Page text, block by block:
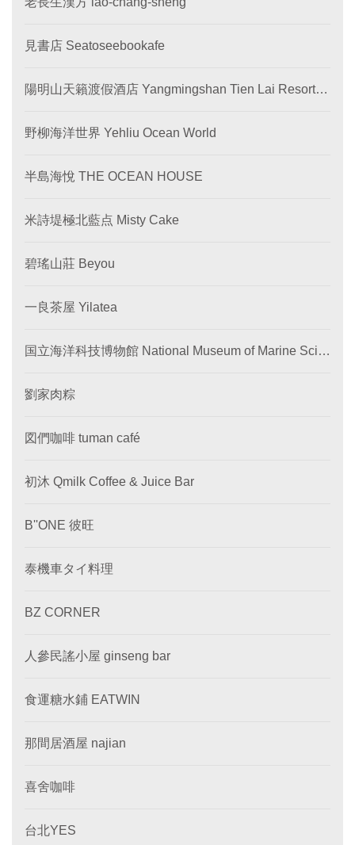
見書店 Seatoseebookafe
陽明山天籟渡假酒店 Yangmingshan Tien Lai Resort &
野柳海洋世界 Yehliu Ocean World
半島海悅 THE OCEAN HOUSE
米詩堤極北藍点 Misty Cake
碧瑤山莊 Beyou
一良茶屋 Yilatea
国立海洋科技博物館 National Museum of Marine Scie
劉家肉粽
図們咖啡 tuman café
初沐 Qmilk Coffee & Juice Bar
B''ONE 彼旺
泰機車タイ料理
BZ CORNER
人參民謠小屋 ginseng bar
食運糖水鋪 EATWIN
那間居酒屋 najian
喜舍咖啡
台北YES